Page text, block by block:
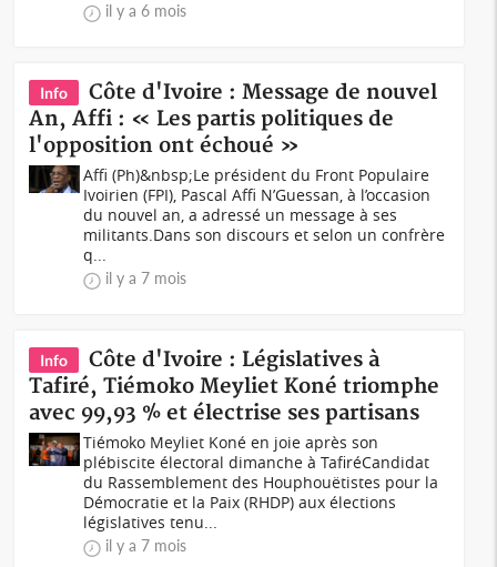
il y a 6 mois
Info
Côte d'Ivoire : Message de nouvel
An, Affi : « Les partis politiques de
l'opposition ont échoué »
Affi (Ph)&nbsp;Le président du Front Populaire
Ivoirien (FPI), Pascal Affi N’Guessan, à l’occasion
du nouvel an, a adressé un message à ses
militants.Dans son discours et selon un confrère
q...
il y a 7 mois
Info
Côte d'Ivoire : Législatives à
Tafiré, Tiémoko Meyliet Koné triomphe
avec 99,93 % et électrise ses partisans
Tiémoko Meyliet Koné en joie après son
plébiscite électoral dimanche à TafiréCandidat
du Rassemblement des Houphouëtistes pour la
Démocratie et la Paix (RHDP) aux élections
législatives tenu...
il y a 7 mois